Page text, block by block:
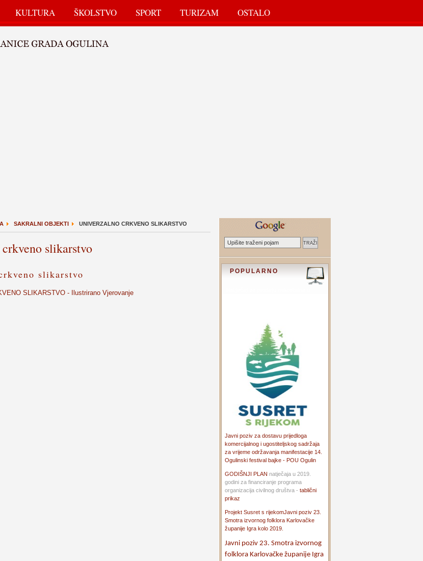
KULTURA ŠKOLSTVO SPORT TURIZAM OSTALO
SAKRALNI OBJEKTI UNIVERZALNO CRKVENO SLIKARSTVO
slikarstvo
slikarstvo
SLIKARSTVO - Ilustrirano Vjerovanje
POPULARNO
Javni poziv za dostavu prijedloga
komercijalnog i ugostiteljskog sadržaja
za vrijeme održavanja manifestacije 14.
Ogulinski festival bajke - POU Ogulin
GODIŠNJI PLAN natječaja u 2019.
godini za financiranje programa
organizacija civilnog društva - tablični
prikaz
Projekt Susret s rijekomJavni poziv 23.
Smotra izvornog folklora Karlovačke
županije Igra kolo 2019.
Javni poziv 23. Smotra izvornog
folklora Karlovačke županije Igra